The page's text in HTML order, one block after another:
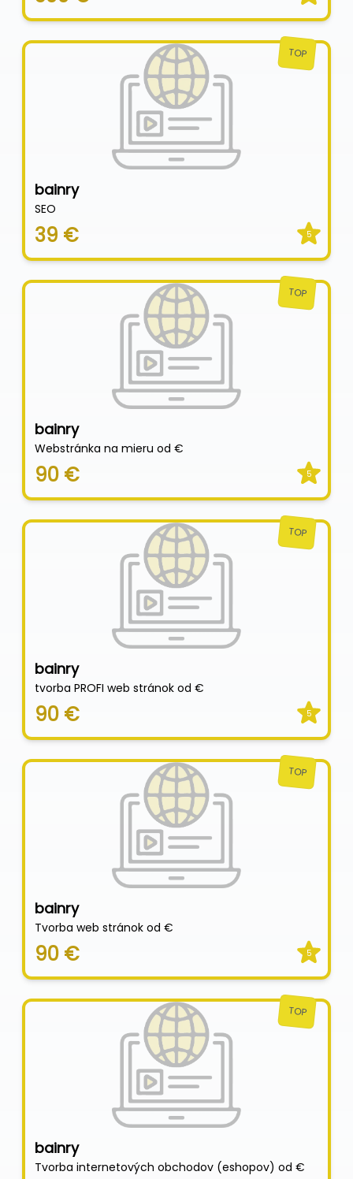
TOP
bainry
SEO
39 € 5
TOP
bainry
Webstránka na mieru od €
90 € 5
TOP
bainry
tvorba PROFI web stránok od €
90 € 5
TOP
bainry
Tvorba web stránok od €
90 € 5
TOP
bainry
Tvorba internetových obchodov (eshopov) od €